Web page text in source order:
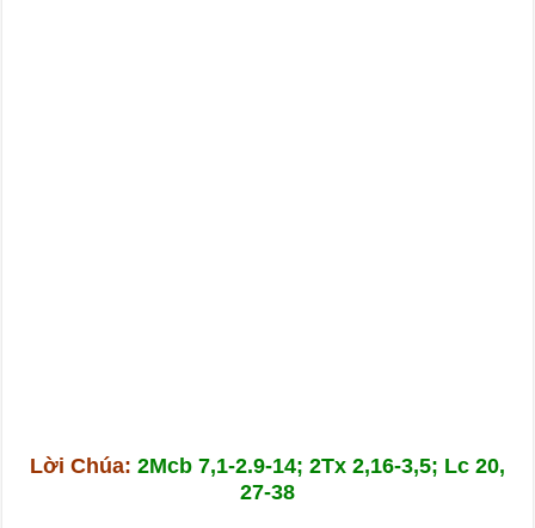
Lời Chúa: 2Mcb 7,1-2.9-14; 2Tx 2,16-3,5; Lc 20,
27-38